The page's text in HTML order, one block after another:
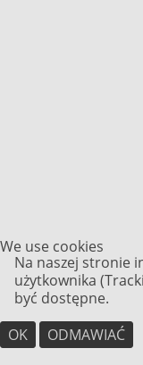
We use cookies
Na naszej stronie
użytkownika
być dostępne.
OK
ODMAWIAĆ